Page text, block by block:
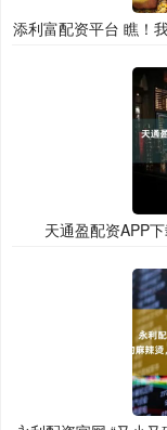
添利富配资平台 瞧！
天通盈配资APP